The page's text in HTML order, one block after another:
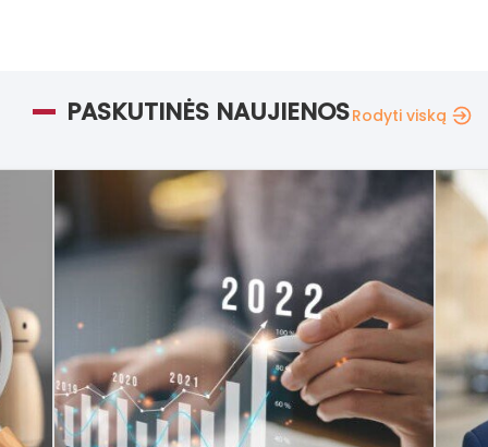
PASKUTINĖS NAUJIENOSRodyti viską